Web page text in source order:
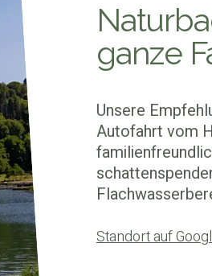
ganze
Unsere
Autofahrt vom
Standort auf